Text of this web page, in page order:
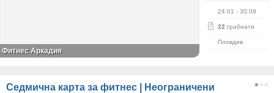
24.01 - 30.09
22 грабнати
Пловдив
Фитнес Аркадия
Седмична карта за фитнес | Неограничени